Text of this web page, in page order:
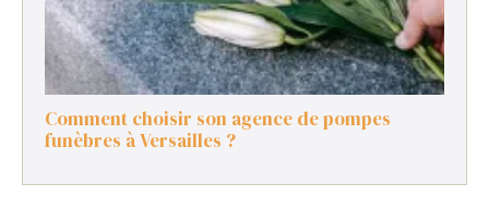
Comment choisir son agence de pompes
funèbres à Versailles ?